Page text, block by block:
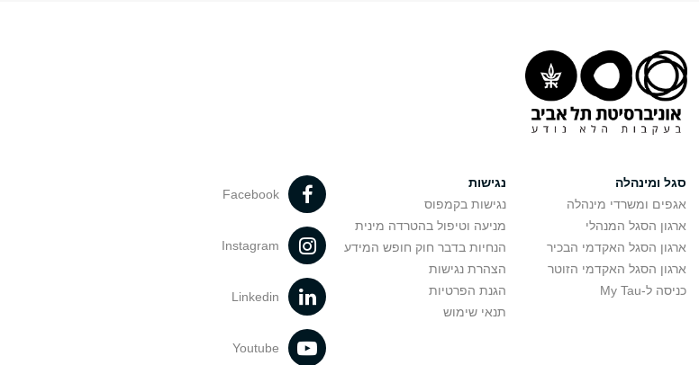
סגל ומינהלה
אגפים ומשרדי מינהלה
ארגון הסגל המנהלי
ארגון הסגל האקדמי הבכיר
ארגון הסגל האקדמי הזוטר
כניסה ל-My Tau
נגישות
נגישות בקמפוס
מניעה וטיפול בהטרדה מינית
הנחיות בדבר חוק חופש המידע
הצהרת נגישות
הגנת הפרטיות
תנאי שימוש
Facebook
Instagram
Linkedin
Youtube